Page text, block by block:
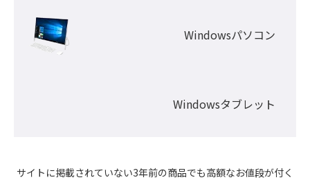
Windowsパソコン
Windowsタブレット
サイトに掲載されていない3年前の商品でも高額なお値段が付く